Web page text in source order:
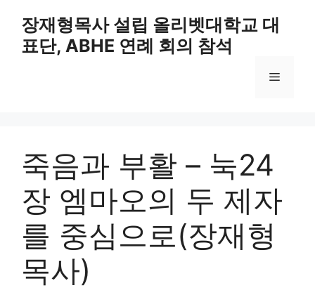
content
장재형목사 설립 올리벳대학교 대
표단, ABHE 연례 회의 참석
Menu
죽음과 부활 – 눅24
장 엠마오의 두 제자
를 중심으로(장재형
목사)